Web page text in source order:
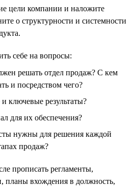
цели компании и наложите
о структурности и системности
себе на вопросы:
решать отдел продаж? С кем
и посредством чего?
ключевые результаты?
для их обеспечения?
нужны для решения каждой
продаж?
прописать регламенты,
планы вхождения в должность,